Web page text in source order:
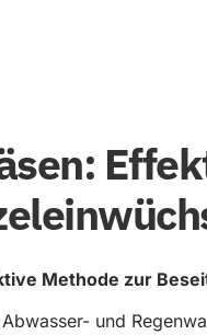
Methode zur
und